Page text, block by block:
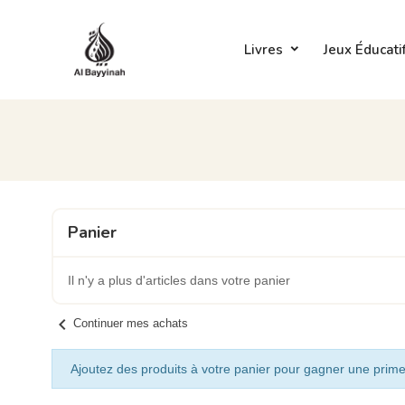
Livres Jeux
Panier
Il n'y a plus d'articles dans votre panier
chevron_left Continuer mes achats
Ajoutez des produits à votre panier pour gagner une